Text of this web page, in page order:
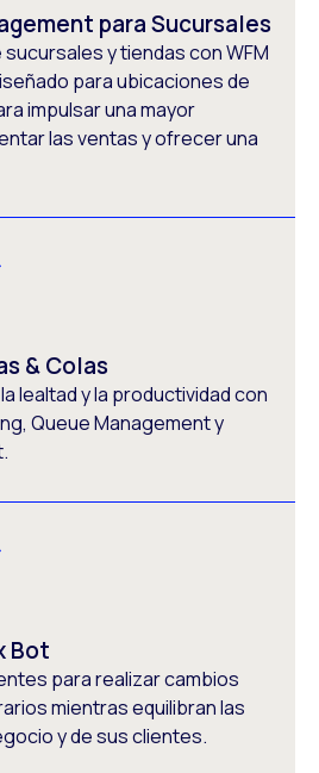
para Sucursales
y tiendas con WFM
para ubicaciones de
impulsar una mayor
las ventas y ofrecer una
& Colas
lealtad y la productividad con
Queue Management y
Bot
para realizar cambios
mientras equilibran las
y de sus clientes.